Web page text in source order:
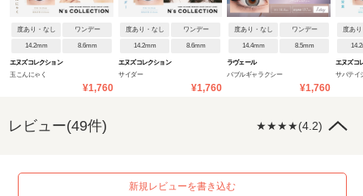
度あり・なし ワンデー
14.2mm 8.6mm
エヌズコレクション
玉こんにゃく
¥1,760
度あり・なし ワンデー
14.2mm 8.6mm
エヌズコレクション
サイダー
¥1,760
度あり・なし ワンデー
14.4mm 8.5mm
ラヴェール
バブルギャラクシー
¥1,760
度あ
エヌズコ
サバテイ
レビュー(49件) ★★★★(4.2)
新規レビューを書き込む